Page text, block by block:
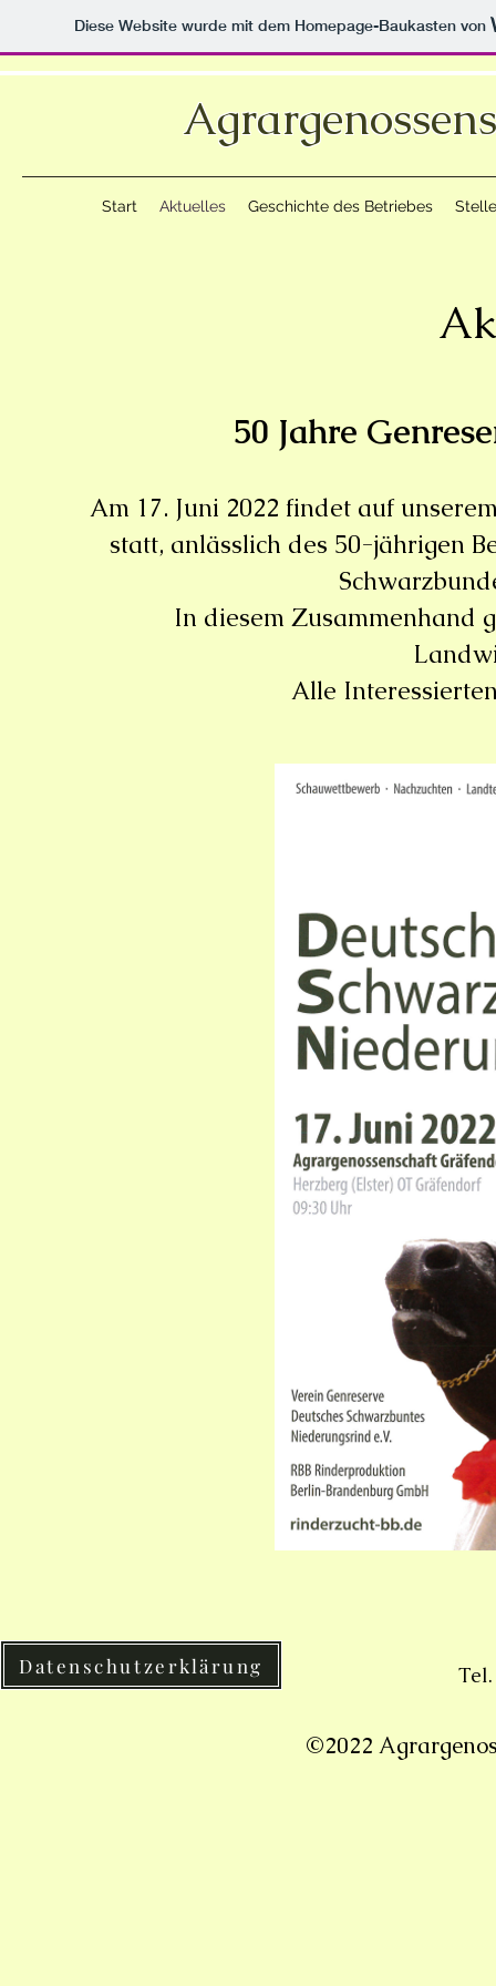
Diese Website wurde mit dem Homepage-Baukasten von
Start Aktuelles Geschichte des Betriebes
50 Jahre
Am 17. Juni 2022 findet auf
statt, anlässlich des 50-jährigen
In diesem Zusammenhand
Alle
Datenschutzerklärung
©2022